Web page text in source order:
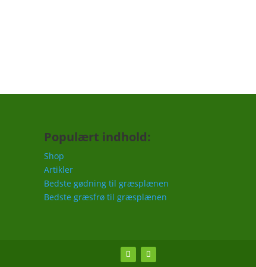
Populært indhold:
Shop
Artikler
Bedste gødning til græsplænen
Bedste græsfrø til græsplænen